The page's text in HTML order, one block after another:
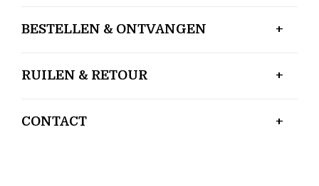
BESTELLEN & ONTVANGEN
RUILEN & RETOUR
CONTACT